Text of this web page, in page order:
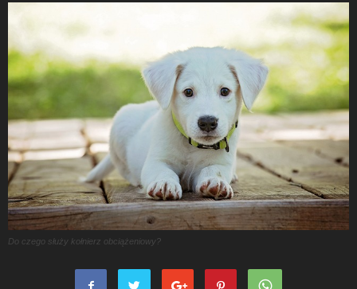
Do czego służy kołnierz obciążeniowy?